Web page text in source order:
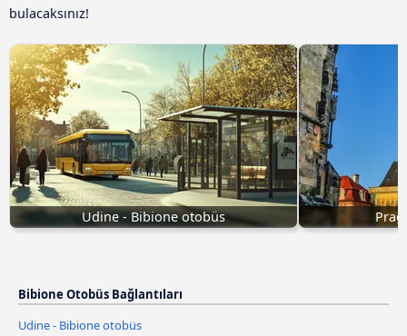
bulacaksınız!
Udine - Bibione otobüs
Bibione Otobüs Bağlantıları
Udine - Bibione otobüs